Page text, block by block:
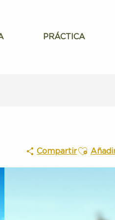
PRÁCTICA
CompartirAjouter